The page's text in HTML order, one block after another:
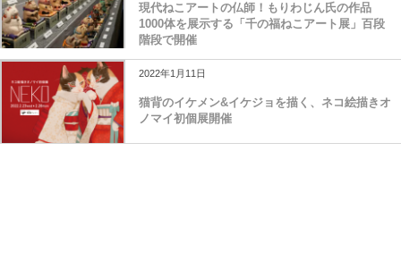
現代ねこアートの仏師！もりわじん氏の作品
1000体を展示する「千の福ねこアート展」百段
階段で開催
2022年1月11日
猫背のイケメン&イケジョを描く、ネコ絵描きオ
ノマイ初個展開催